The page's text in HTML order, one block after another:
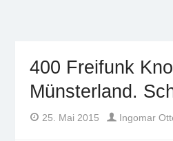
400 Freifunk
Münsterland.
Posted
on
25. Mai 2015
Ingomar